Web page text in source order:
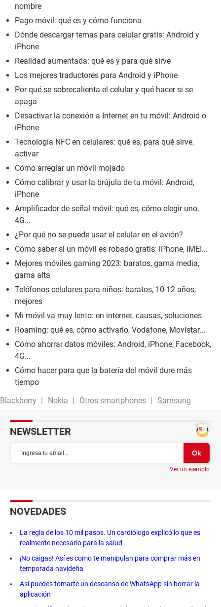
nombre
Pago móvil: qué es y cómo funciona
Dónde descargar temas para celular gratis: Android y
iPhone
Realidad aumentada: qué es y para qué sirve
Los mejores traductores para Android y iPhone
Por qué se sobrecalienta el celular y qué hacer si se
apaga
Desactivar la conexión a Internet en tu móvil: Android o
iPhone
Tecnología NFC en celulares: qué es, para qué sirve,
activar
Cómo arreglar un móvil mojado
Cómo calibrar y usar la brújula de tu móvil: Android,
iPhone
Amplificador de señal móvil: qué es, cómo elegir uno,
4G...
¿Por qué no se puede usar el celular en el avión?
Cómo saber si un móvil es robado gratis: iPhone, IMEI...
Mejores móviles gaming 2023: baratos, gama media,
gama alta
Teléfonos celulares para niños: baratos, 10-12 años,
mejores
Mi móvil va muy lento: en internet, causas, soluciones
Roaming: qué es, cómo activarlo, Vodafone, Movistar...
Cómo ahorrar datos móviles: Android, iPhone, Facebook,
4G...
Cómo hacer para que la batería del móvil dure más
tiempo
Blackberry
Nokia Otros smartphones Samsung
NEWSLETTER
Ver un ejemplo
NOVEDADES
La regla de los 10 mil pasos. Un cardiólogo explicó lo que es
realmente necesario para la salud
¡No caigas! Así es como te manipulan para comprar más en
temporada navideña
Así puedes tomarte un descanso de WhatsApp sin borrar la
aplicación